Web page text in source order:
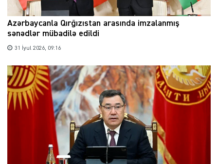
Azərbaycanla Qırğızıstan arasında imzalanmış
sənədlər mübadilə edildi
31 İyul 2026, 09:16